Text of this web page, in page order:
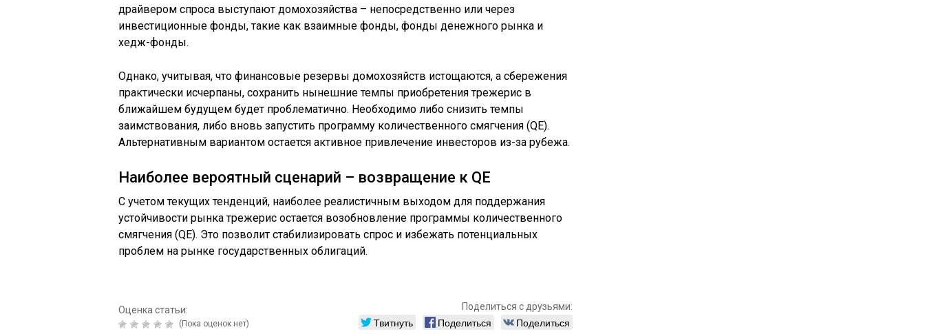
драйвером спроса выступают домохозяйства – непосредственно или через
инвестиционные фонды, такие как взаимные фонды, фонды денежного рынка и
хедж-фонды.
Однако, учитывая, что финансовые резервы домохозяйств истощаются, а сбережения
практически исчерпаны, сохранить нынешние темпы приобретения трежерис в
ближайшем будущем будет проблематично. Необходимо либо снизить темпы
заимствования, либо вновь запустить программу количественного смягчения (QE).
Альтернативным вариантом остается активное привлечение инвесторов из-за рубежа.
Наиболее вероятный сценарий – возвращение к QE
С учетом текущих тенденций, наиболее реалистичным выходом для поддержания
устойчивости рынка трежерис остается возобновление программы количественного
смягчения (QE). Это позволит стабилизировать спрос и избежать потенциальных
проблем на рынке государственных облигаций.
Оценка статьи:
(Пока оценок нет)
Поделиться с друзьями:
Твитнуть Поделиться Поделиться